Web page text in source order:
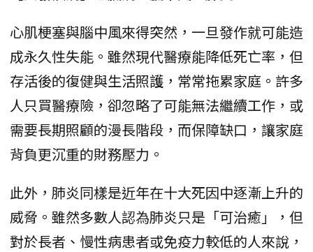
心肌梗塞與腦中風來得突然，一旦發作就可能造
成永久性失能。雖然現代醫療能降低死亡率，但
存活後的復健與生活照護，常常拖累家庭。許多
人只買醫療險，卻忽略了可能無法繼續工作，或
需要長期照顧的漫長階段，而保障缺口，讓家庭
背負更沉重的財務壓力。
此外，肺炎同樣是近年在十大死因中逐漸上升的
威脅。雖然多數人認為肺炎只是「可治癒」，但
對於長者、慢性病患者或免疫力較低的人來說，